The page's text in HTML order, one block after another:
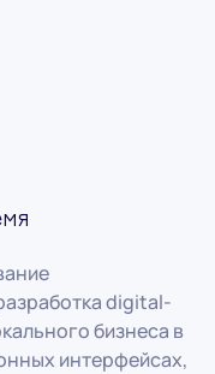
digital-
бизнеса в
интерфейсах,